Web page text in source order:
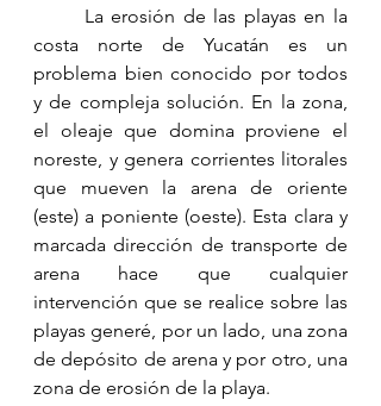
costa norte de Yucatán es un
problema bien conocido por todos
y de compleja solución. En la zona,
el oleaje que domina proviene el
noreste, y genera corrientes litorales
que mueven la arena de oriente
(este) a poniente (oeste). Esta clara y
marcada dirección de transporte de
arena hace que cualquier
intervención que se realice sobre las
playas generé, por un lado, una zona
de depósito de arena y por otro, una
zona de erosión de la playa.